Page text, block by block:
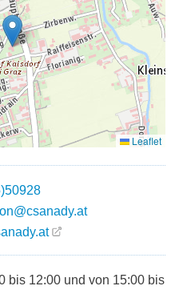
bis 12:00 und von 15:00 bis